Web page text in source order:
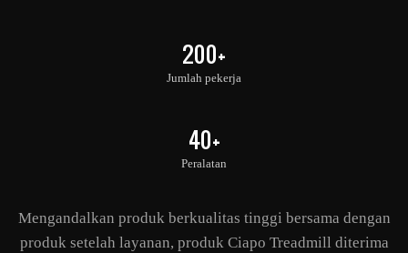
200+
Jumlah pekerja
40+
Peralatan
Mengandalkan produk berkualitas tinggi bersama dengan
produk setelah layanan, produk Ciapo Treadmill diterima